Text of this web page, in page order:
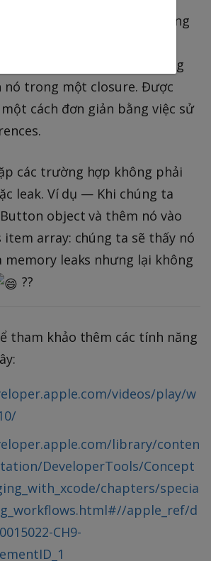
ta có thể may mắn và dễ dàng
leaks(nhưng case
giản). Ví dụ: Một object đang
trong một closure. Được
cách đơn giản bằng việc sử
các trường hợp không phải
leak. Ví dụ — Khi chúng ta
object và thêm nó vào
item array: chúng ta sẽ thấy nó
memory leaks nhưng lại không
??
tham khảo thêm các tính năng
videos/play/w
library/conten
DeveloperTools/Concept
chapters/specia
apple_ref/d
CH9-